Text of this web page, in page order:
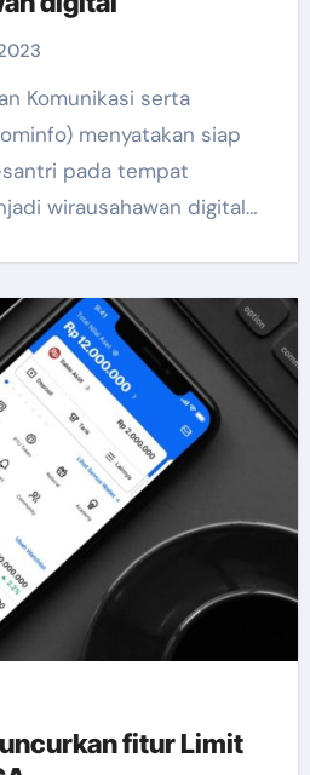
menyatakan siap
pada tempat
wirausahawan digital…
fitur Limit